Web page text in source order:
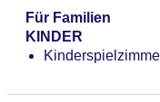
Für Familien
KINDER